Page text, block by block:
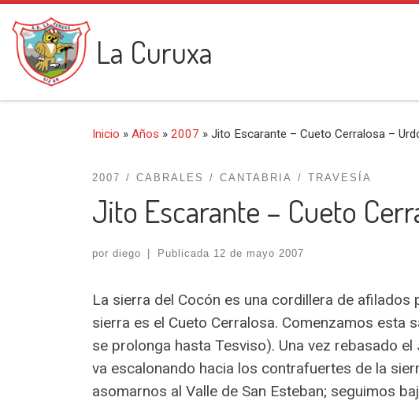
Saltar al contenido
La Curuxa
Inicio » Años » 2007 » Jito Escarante – Cueto Cerralosa –
2007 CABRALES CANTABRIA TRAVESÍA
Jito Escarante – Cueto
por diego Publicada 12 de mayo 2007
La sierra del Cocón es una cordillera de
sierra es el Cueto Cerralosa. Comenzamos esta
se prolonga hasta Tesviso). Una vez rebasado
va escalonando hacia los contrafuertes de la
asomarnos al Valle de San Esteban; seguimos